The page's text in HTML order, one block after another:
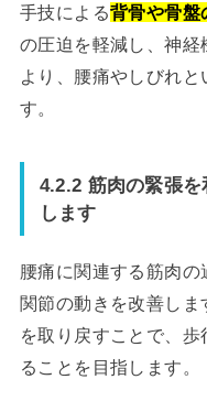
手技による背骨や骨盤
の圧迫を軽減し、神経
より、腰痛やしびれ
す。
4.2.2 筋肉の緊張
します
腰痛に関連する筋肉
関節の動きを改善しま
を取り戻すことで、
ることを目指します。